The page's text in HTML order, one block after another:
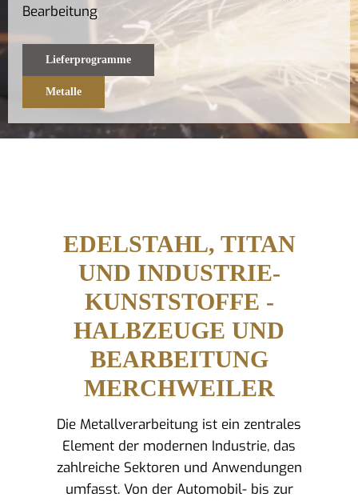
Bearbeitung
Lieferprogramme
Metalle
EDELSTAHL, TITAN
UND INDUSTRIE-
KUNSTSTOFFE -
HALBZEUGE UND
BEARBEITUNG
MERCHWEILER
Die Metallverarbeitung ist ein zentrales
Element der modernen Industrie, das
zahlreiche Sektoren und Anwendungen
umfasst. Von der Automobil- bis zur